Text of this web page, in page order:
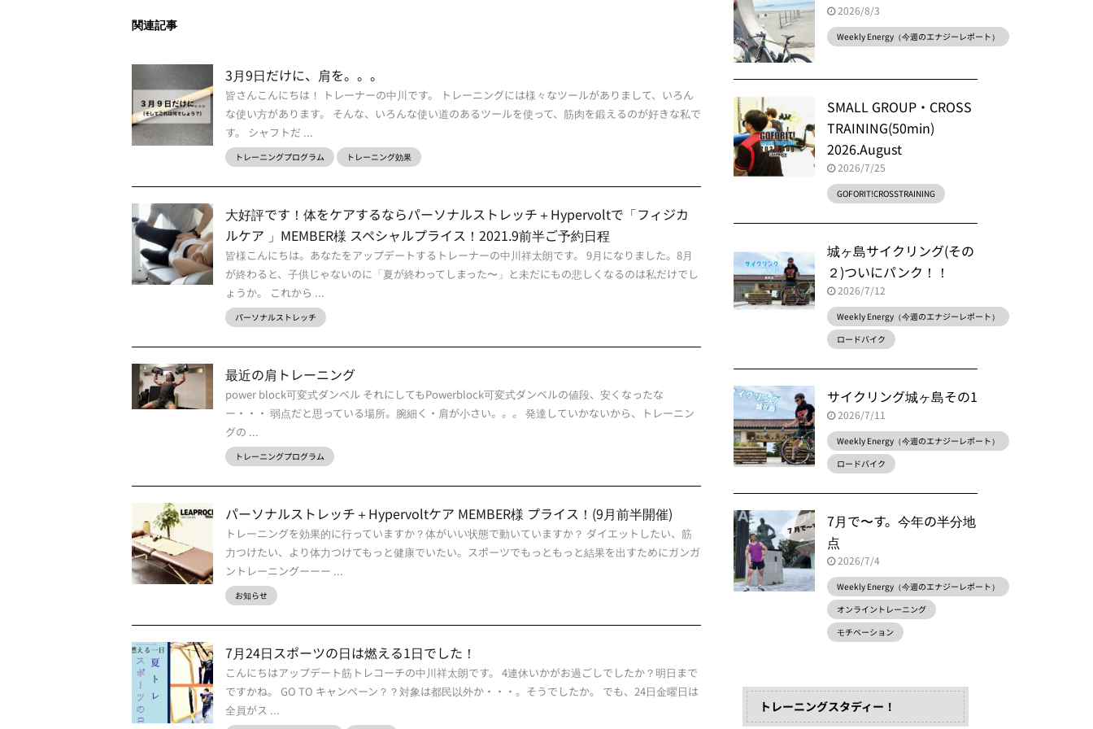
関連記事
3月9日だけに、肩を。。。
皆さんこんにちは！ トレーナーの中川です。 トレーニングには様々なツールがありまして、いろん
な使い方があります。 そんな、いろんな使い道のあるツールを使って、筋肉を鍛えるのが好きな私で
す。 シャフトだ ...
トレーニングプログラム トレーニング効果
大好評です！体をケアするならパーソナルストレッチ＋Hypervoltで「フィジカ
ルケア 」MEMBER様 スペシャルプライス！2021.9前半ご予約日程
皆様こんにちは。あなたをアップデートするトレーナーの中川祥太朗です。 9月になりました。8月
が終わると、子供じゃないのに「夏が終わってしまった〜」と未だにもの悲しくなるのは私だけでし
ょうか。 これから ...
パーソナルストレッチ
最近の肩トレーニング
power block可変式ダンベル それにしてもPowerblock可変式ダンベルの値段、安くなったな
ー・・・ 弱点だと思っている場所。腕細く・肩が小さい。。。 発達していかないから、トレーニン
グの ...
トレーニングプログラム
パーソナルストレッチ＋Hypervoltケア MEMBER様 プライス！(9月前半開催)
トレーニングを効果的に行っていますか？体がいい状態で動いていますか？ ダイエットしたい、筋
力つけたい、より体力つけてもっと健康でいたい。スポーツでもっともっと結果を出すためにガンガ
ントレーニングーーー ...
お知らせ
7月24日スポーツの日は燃える1日でした！
こんにちはアップデート筋トレコーチの中川祥太朗です。 4連休いかがお過ごしでしたか？明日まで
ですかね。 GO TO キャンペーン？？対象は都民以外か・・・。そうでしたか。 でも、24日金曜日は
全員がス ...
2026/8/3
Weekly Energy（今週のエナジーレポート）
SMALL GROUP・CROSS
TRAINING(50min)
2026.August
2026/7/25
GOFORIT!CROSSTRAINING
城ヶ島サイクリング(その
２)ついにパンク！！
2026/7/12
Weekly Energy（今週のエナジーレポート）
ロードバイク
サイクリング城ヶ島その1
2026/7/11
Weekly Energy（今週のエナジーレポート）
ロードバイク
7月で〜す。今年の半分地
点
2026/7/4
Weekly Energy（今週のエナジーレポート）
オンライントレーニング
モチベーション
トレーニングスタディー！